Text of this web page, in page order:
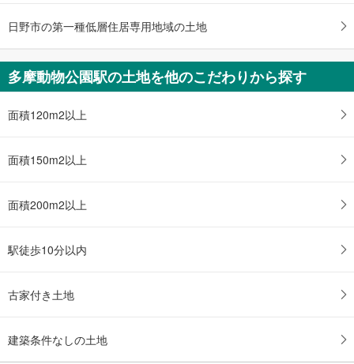
日野市の第一種低層住居専用地域の土地
多摩動物公園駅の土地を他のこだわりから探す
面積120m2以上
面積150m2以上
面積200m2以上
駅徒歩10分以内
古家付き土地
建築条件なしの土地